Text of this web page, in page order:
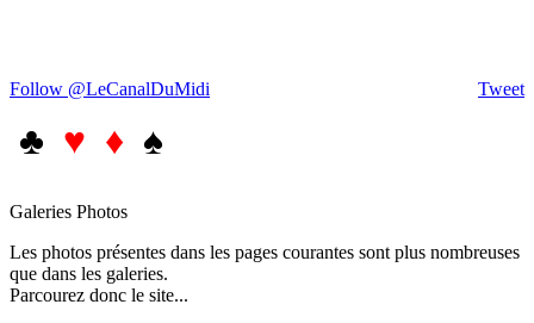
Tweet
Follow @LeCanalDuMidi
♣ ♥ ♦ ♠
Galeries Photos
Les photos présentes dans les pages courantes sont plus nombreuses
que dans les galeries.
Parcourez donc le site...